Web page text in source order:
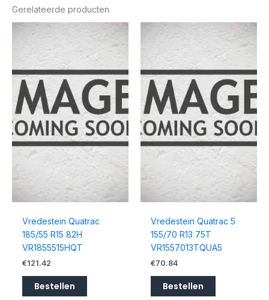
Gerelateerde producten
Vredestein Quatrac
185/55 R15 82H
VR1855515HQT
€121.42
Bestellen
Vredestein Quatrac 5
155/70 R13 75T
VR1557013TQUA5
€70.84
Bestellen